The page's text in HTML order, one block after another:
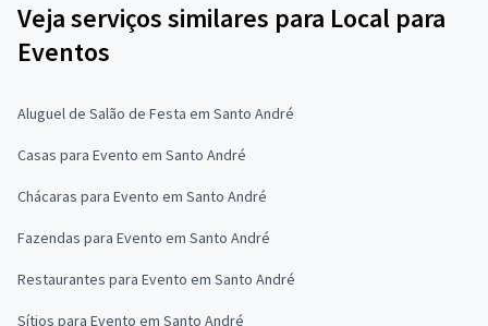
Veja serviços similares para Local para
Eventos
Aluguel de Salão de Festa em Santo André
Casas para Evento em Santo André
Chácaras para Evento em Santo André
Fazendas para Evento em Santo André
Restaurantes para Evento em Santo André
Sítios para Evento em Santo André